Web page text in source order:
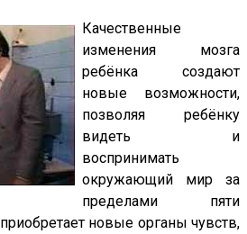
Качественные
изменения мозга
ребёнка создают
новые возможности,
позволяя ребёнку
видеть и
воспринимать
окружающий мир за
пределами пяти
новые органы чувств,